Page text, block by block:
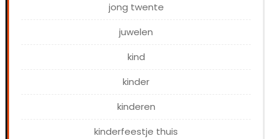
jong twente
juwelen
kind
kinder
kinderen
kinderfeestje thuis